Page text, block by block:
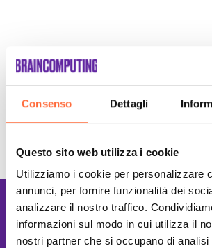
Consenso Dettagli
Questo sito web utilizza i cookie
Utilizziamo i cookie per personalizzare
annunci, per fornire funzionalità dei
analizzare il nostro traffico.
informazioni sul modo in cui utilizza il
nostri partner che si occupano di analisi
Creazione Ecommerce Terni
Lavoriamo
Migliori